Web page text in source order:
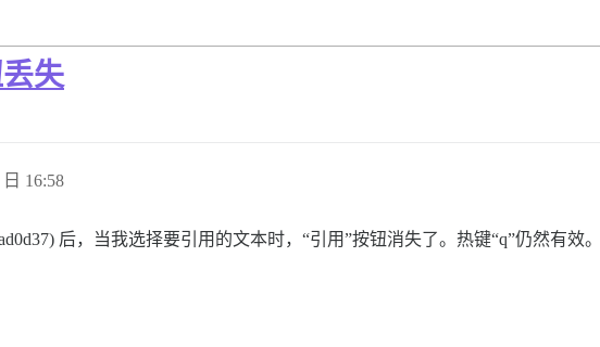
失
16:58
后，当我选择要引用的文本时，“引用”按钮消失了。热键“q”仍然有效。